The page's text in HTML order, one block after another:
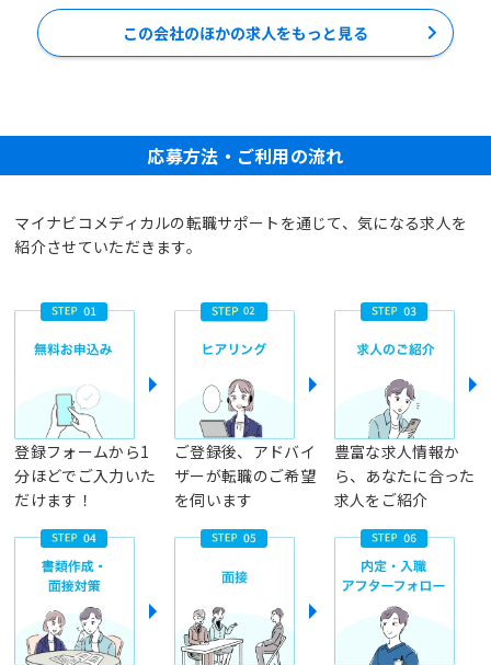
この会社のほかの求人をもっと見る
応募方法・ご利用の流れ
マイナビコメディカルの転職サポートを通じて、気になる求人を
紹介させていただきます。
登録フォームから1
分ほどでご入力いた
だけます！
ご登録後、アドバイ
ザーが転職のご希望
を伺います
豊富な求人情報か
ら、あなたに合った
求人をご紹介